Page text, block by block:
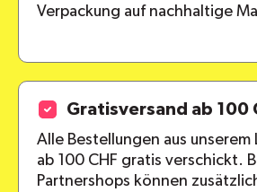
Verpackung auf nachhaltige
Gratisversand ab 100
Alle Bestellungen aus unserem
ab 100 CHF gratis verschickt.
Partnershops können